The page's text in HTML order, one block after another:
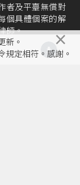
者及平臺無償對
個具體個案的解
師。
新。
規定相符。感謝。
×